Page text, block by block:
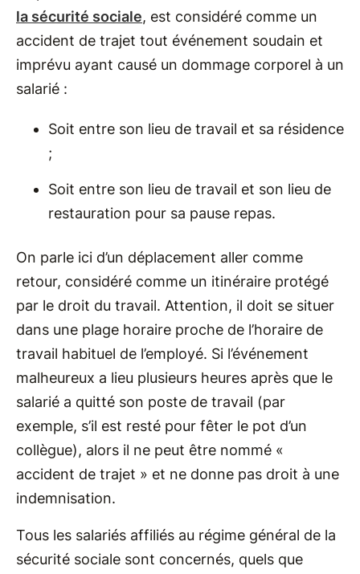
la sécurité sociale, est considéré comme un
accident de trajet tout événement soudain et
imprévu ayant causé un dommage corporel à un
salarié :
Soit entre son lieu de travail et sa résidence
;
Soit entre son lieu de travail et son lieu de
restauration pour sa pause repas.
On parle ici d’un déplacement aller comme
retour, considéré comme un itinéraire protégé
par le droit du travail. Attention, il doit se situer
dans une plage horaire proche de l’horaire de
travail habituel de l’employé. Si l’événement
malheureux a lieu plusieurs heures après que le
salarié a quitté son poste de travail (par
exemple, s’il est resté pour fêter le pot d’un
collègue), alors il ne peut être nommé «
accident de trajet » et ne donne pas droit à une
indemnisation.
Tous les salariés affiliés au régime général de la
sécurité sociale sont concernés, quels que